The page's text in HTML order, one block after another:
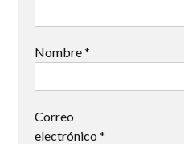
Nombre*
Correo
electrónico *